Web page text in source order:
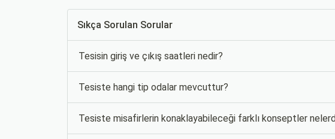
Sıkça Sorulan Sorular
Tesisin giriş ve çıkış saatleri nedir?
Tesiste hangi tip odalar mevcuttur?
Tesiste misafirlerin konaklayabileceği farklı konseptler